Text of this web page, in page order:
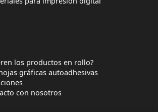
los productos en rollo?
gráficas autoadhesivas
con nosotros